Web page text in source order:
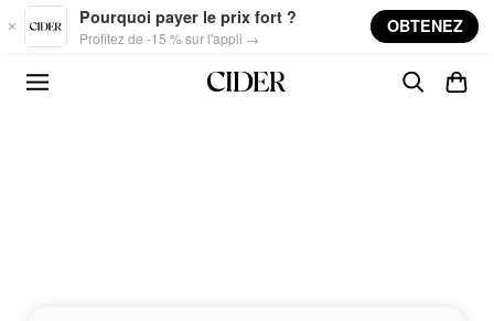
Skip to main content
Pourquoi payer le prix fort ?
Profitez de -15 % sur l'appli →
OBTENEZ